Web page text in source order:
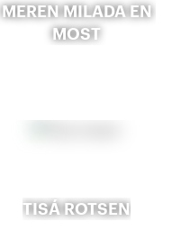
MEREN MILADA EN
MOST
TISÁ ROTSEN